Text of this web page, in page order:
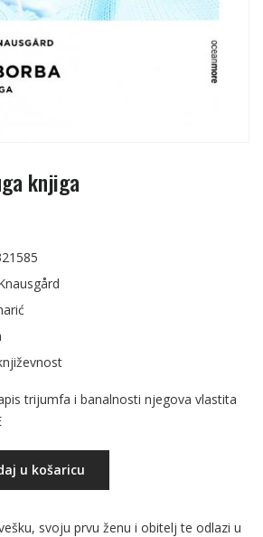
knjiga
trijumfa i banalnosti njegova vlastita
u košaricu
svoju prvu ženu i obitelj te odlazi u